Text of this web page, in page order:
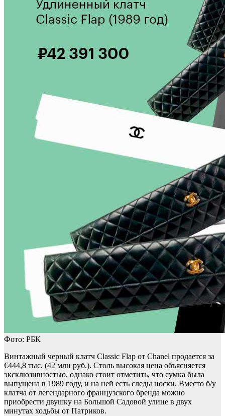
Фото: РБК
Винтажный черный клатч Classic Flap от Chanel продается за
€444,8 тыс. (42 млн руб.). Столь высокая цена объясняется
эксклюзивностью, однако стоит отметить, что сумка была
выпущена в 1989 году, и на ней есть следы носки. Вместо б/у
клатча от легендарного французского бренда можно
приобрести двушку на Большой Садовой улице в двух
минутах ходьбы от Патриков.